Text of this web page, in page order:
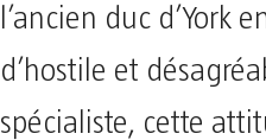
l’ancien duc d’York
d’hostile et
spécialiste, cette